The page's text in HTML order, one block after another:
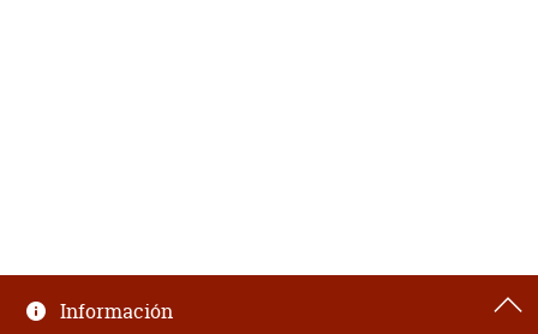
Información